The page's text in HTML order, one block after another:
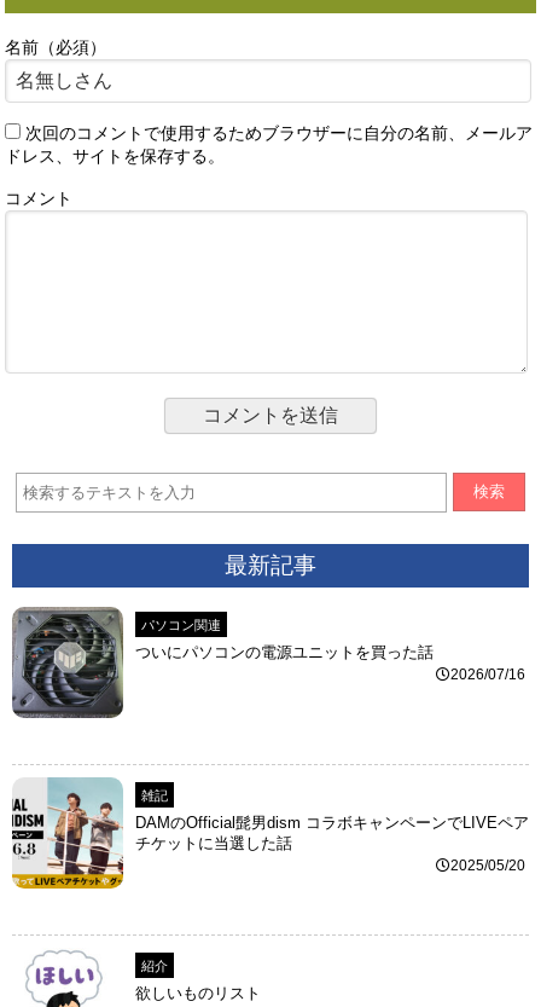
名前（必須）
次回のコメントで使用するためブラウザーに自分の名前、メールア
ドレス、サイトを保存する。
コメント
検索
最新記事
パソコン関連
ついにパソコンの電源ユニットを買った話
2026/07/16
雑記
DAMのOfficial髭男dism コラボキャンペーンでLIVEペア
チケットに当選した話
2025/05/20
紹介
欲しいものリスト